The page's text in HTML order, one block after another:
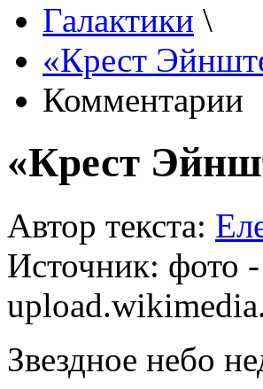
Галактики \
«Крест
Комментарии
«Крест
Автор текста:
Источник: фото
Звездное небо